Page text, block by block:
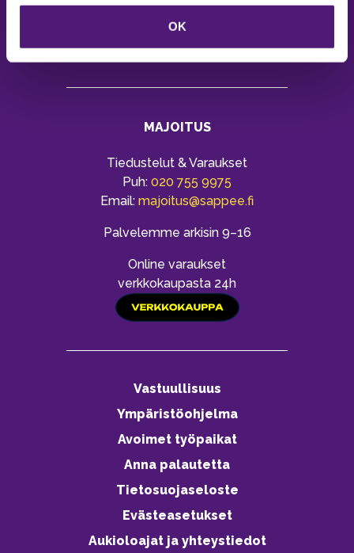
OK
MAJOITUS
Tiedustelut & Varaukset
Puh: 020 755 9975
Email: majoitus@sappee.fi
Palvelemme arkisin 9–16
Online varaukset
verkkokaupasta 24h
Vastuullisuus
Ympäristöohjelma
Avoimet työpaikat
Anna palautetta
Tietosuojaseloste
Evästeasetukset
Aukioloajat ja yhteystiedot